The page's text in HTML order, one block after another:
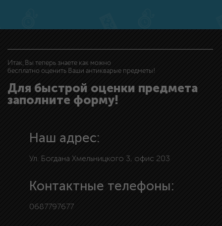
Итак, Вы теперь знаете как можно
бесплатно оценить Ваши антикварые предметы!
Для быстрой оценки предмета
заполните форму!
Наш адрес:
Ул. Богдана Хмельницкого 3, офис 203
Контактные телефоны:
0687797677